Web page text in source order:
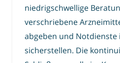
niedrigschwellige
verschriebene
abgeben und Notdienste
sicherstellen. Die